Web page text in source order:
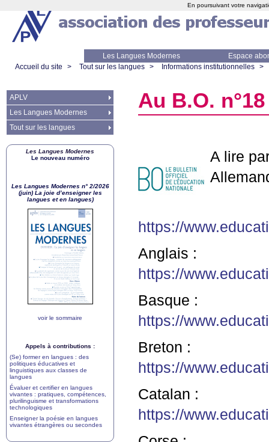
Les Langues Modernes
Espace
Accueil du site
> Tout sur les langues > Informations institutionnelles >
Au B.O.
A lire
https://
Anglais :
https://
Basque :
https://
Breton :
https://
Catalan :
https://
APLV
Les Langues Modernes
Tout sur les langues
Les Langues Modernes
Le nouveau numéro
Les Langues Modernes n° 2/2026
(juin) La joie d’enseigner les
langues et en langues)
voir le sommaire
Appels à contributions :
(Se) former en langues : des
politiques éducatives et
linguistiques aux classes de
langues
Évaluer et certifier en langues
vivantes : pratiques, compétences,
plurilinguisme et transformations
technologiques
Enseigner la poésie en langues
vivantes étrangères ou secondes
En poursuivant votre